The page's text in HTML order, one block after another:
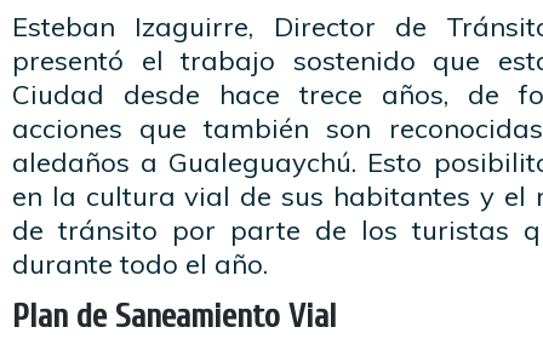
Esteban Izaguirre, Director de
presentó el trabajo sostenido que
Ciudad desde hace trece años, de
acciones que también son
aledaños a Gualeguaychú. Esto
en la cultura vial de sus habitantes y el
de tránsito por parte de los turistas
durante todo el año.
Plan de Saneamiento Vial